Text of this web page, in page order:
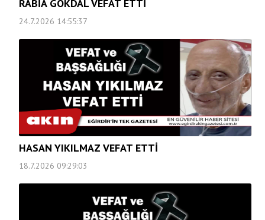
RABİA GÖKDAL VEFAT ETTİ
24.7.2026 14:55:37
HASAN YIKILMAZ VEFAT ETTİ
18.7.2026 09:29:03